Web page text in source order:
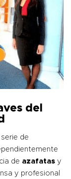
del
de
de azafatas y
y profesional